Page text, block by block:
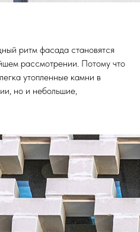
ритм фасада становятся
рассмотрении. Потому что
утопленные камни в
но и небольшие,